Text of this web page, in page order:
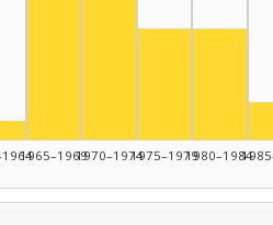
3
1
1
1960–1964: 1
Actor, 1965–1969: 13
1965–19691970–1974
Actor,
1975–19791980–1984